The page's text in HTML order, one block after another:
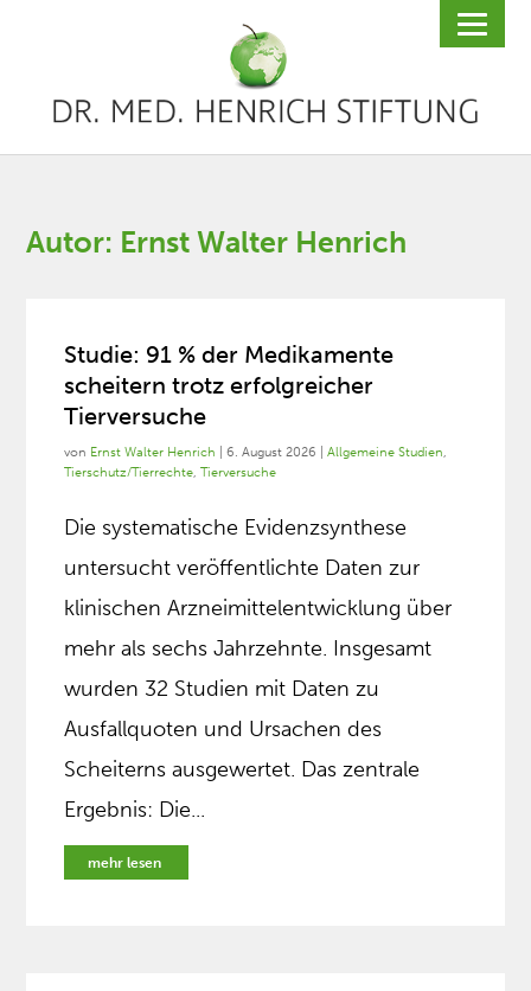
Autor: Ernst Walter Henrich
Studie: 91 % der Medikamente
scheitern trotz erfolgreicher
Tierversuche
von Ernst Walter Henrich |6. August 2026 |Allgemeine Studien,
Tierschutz/Tierrechte,Tierversuche
Die systematische Evidenzsynthese
untersucht veröffentlichte Daten zur
klinischen Arzneimittelentwicklung über
mehr als sechs Jahrzehnte. Insgesamt
wurden 32 Studien mit Daten zu
Ausfallquoten und Ursachen des
Scheiterns ausgewertet. Das zentrale
Ergebnis: Die...
mehr lesen